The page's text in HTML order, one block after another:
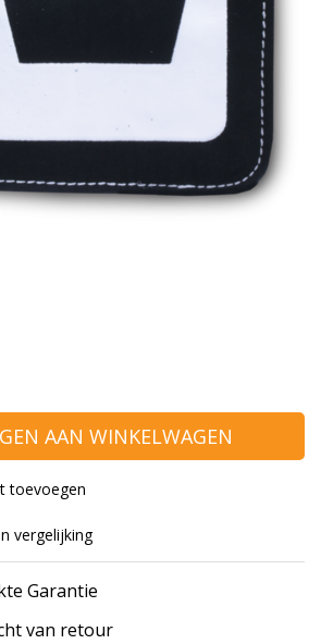
AAN WINKELWAGEN
toevoegen
vergelijking
Garantie
van retour